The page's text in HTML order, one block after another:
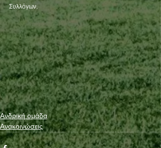
Συλλόγων.
Ανδρική ομάδα
Ανακοινώσεις